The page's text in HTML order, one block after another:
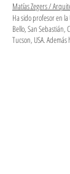
Matías Zegers /
Ha sido profesor en
Bello, San Sebastián,
Tucson, USA.